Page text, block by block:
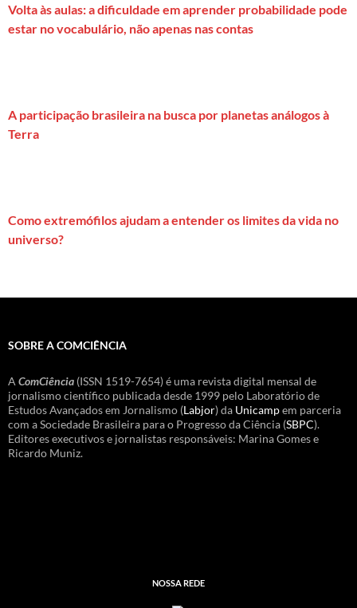
Volta às aulas: a dificuldade em aprender probabilidade pode
estar no vocabulário, não apenas nas contas
A participação brasileira na busca por planetas análogos à
Terra
Como extremófilos ajudam a entender os limites da vida no
universo?
SOBRE A COMCIÊNCIA
A ComCiência (ISSN 1519-7654) é uma revista digital mensal de
jornalismo científico publicada desde 1999 pelo Laboratório de
Estudos Avançados em Jornalismo (Labjor) da Unicampem parceria
com a Sociedade Brasileira para o Progresso da Ciência (SBPC).
Editores executivos e jornalistas responsáveis: Marina Gomes e
Ricardo Muniz.
NOSSA REDE